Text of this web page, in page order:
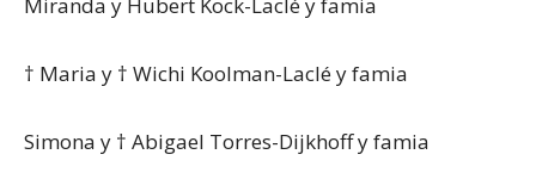
† Maria y † Wichi Koolman-Laclé y famia
Simona y † Abigael Torres-Dijkhoff y famia